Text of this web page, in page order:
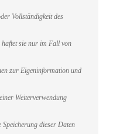
Vollständigkeit des
sie nur im Fall von
zur Eigeninformation und
Weiterverwendung
Speicherung dieser Daten